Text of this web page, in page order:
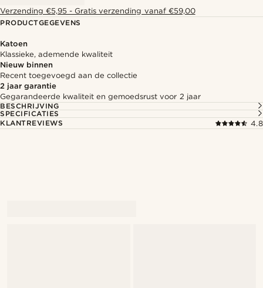
Verzending €5,95 - Gratis verzending vanaf €59,00
PRODUCTGEGEVENS
Katoen
Klassieke, ademende kwaliteit
Nieuw binnen
Recent toegevoegd aan de collectie
2 jaar garantie
Gegarandeerde kwaliteit en gemoedsrust voor 2 jaar
BESCHRIJVING
SPECIFICATIES
KLANTREVIEWS
4.8